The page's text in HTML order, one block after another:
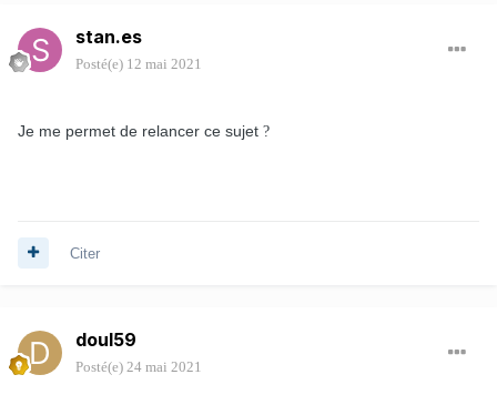
stan.es
Posté(e) 12 mai 2021
Je me permet de relancer ce sujet ?
Citer
doul59
Posté(e) 24 mai 2021